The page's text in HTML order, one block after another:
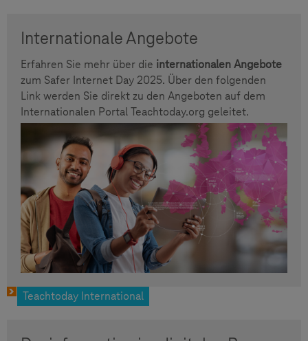
Internationale Angebote
Erfahren Sie mehr über die internationalen Angebote
zum Safer Internet Day 2025. Über den folgenden
Link werden Sie direkt zu den Angeboten auf dem
Internationalen Portal Teachtoday.org geleitet.
Teachtoday International